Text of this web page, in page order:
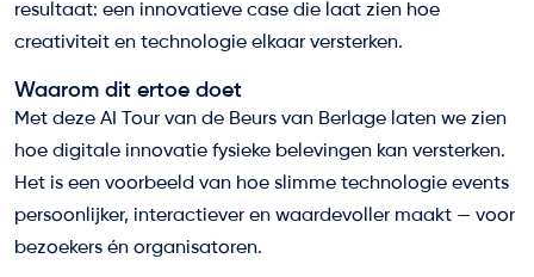
resultaat: een innovatieve case die laat zien hoe
creativiteit en technologie elkaar versterken.
Waarom dit ertoe doet
Met deze AI Tour van de Beurs van Berlage laten we zien
hoe digitale innovatie fysieke belevingen kan versterken.
Het is een voorbeeld van hoe slimme technologie events
persoonlijker, interactiever en waardevoller maakt — voor
bezoekers én organisatoren.